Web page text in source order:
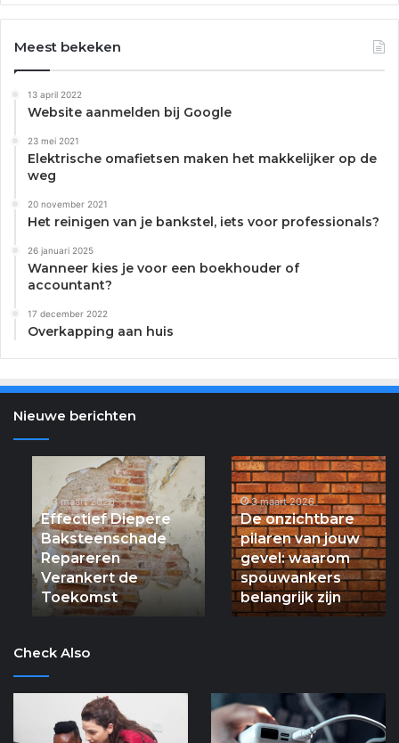
Meest bekeken
13 april 2022
Website aanmelden bij Google
23 mei 2021
Elektrische omafietsen maken het makkelijker op de
weg
20 november 2021
Het reinigen van je bankstel, iets voor professionals?
26 januari 2025
Wanneer kies je voor een boekhouder of
accountant?
17 december 2022
Overkapping aan huis
Nieuwe berichten
Diepere
Baksteenschade
Repareren
Verankert
Toekomst
3 maart 2026
Effectief Diepere
Baksteenschade
Repareren
Verankert de
Toekomst
onzichtbare
pilaren
van
jouw
gevel:
waarom
spouwankers
belangrijk
3 maart 2026
De onzichtbare
pilaren van jouw
gevel: waarom
spouwankers
belangrijk zijn
Check Also